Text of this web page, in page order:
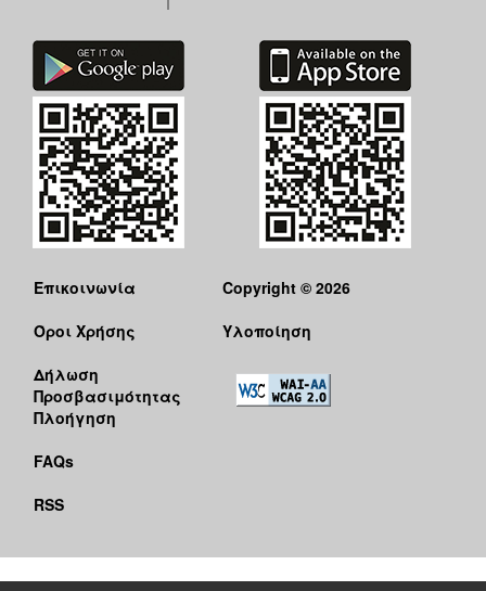
Επικοινωνία
Όροι Χρήσης
Δήλωση
Προσβασιμότητας
Πλοήγηση
FAQs
RSS
Copyright © 2026
Υλοποίηση